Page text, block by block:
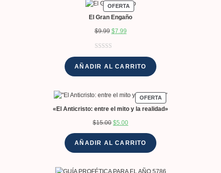
OFERTA
El Gran Engaño
$9.99 $7.99
con 4.33de
s de
AÑADIR AL CARRITO
OFERTA
«El Anticristo: entre el mito y la realidad»
$15.00 $5.00
AÑADIR AL CARRITO